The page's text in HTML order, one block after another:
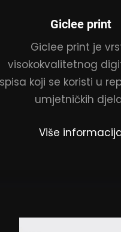
Giclee print
Giclee print je
visokokvalitetnog
koji se koristi u
umjetničkih
Više